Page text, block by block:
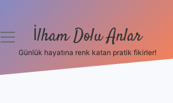
menüyü İlham Dolu Anlar
Günlük hayatına renk katan pratik fikirler!